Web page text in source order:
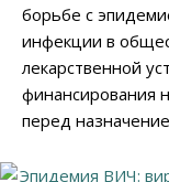
борьбе с
инфекции в
лекарственной
финансирования
перед